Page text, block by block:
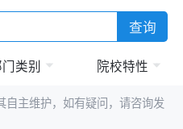
查询
类别 院校特性
自主维护，如有疑问，请咨询发